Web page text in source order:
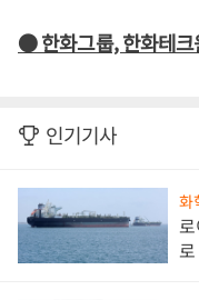
● 한화그룹, 한화테크
인기기사
화